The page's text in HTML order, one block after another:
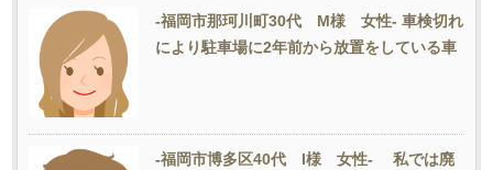
-福岡市那珂川町30代 M様 女性- 車検切れ
により駐車場に2年前から放置をしている車
-福岡市博多区40代 I様 女性- 私では廃